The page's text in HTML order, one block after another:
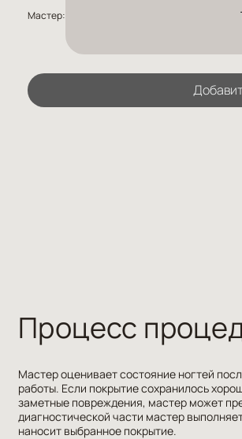
М. Курская
М. Спортивная
Мастер:
Процесс
Мастер оценивает состояние ногтей
работы. Если покрытие сохранилось
заметные повреждения, мастер может
диагностической части мастер
наносит выбранное покрытие.